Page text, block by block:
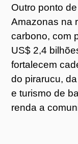
Outro ponto
Amazonas na
carbono, com
US$ 2,4
fortalecem
do pirarucu,
e turismo de
renda a